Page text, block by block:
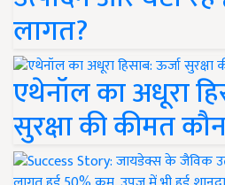
लागत?
एथेनॉल का अधूरा
सुरक्षा की कीमत